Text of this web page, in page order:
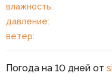
влажность:
давление:
ветер:
Погода на 10 дней от